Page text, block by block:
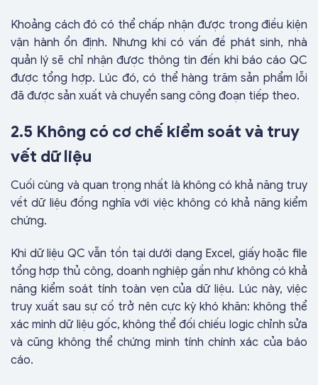
Khoảng cách đó có thể chấp nhận được trong điều kiện
vận hành ổn định. Nhưng khi có vấn đề phát sinh, nhà
quản lý sẽ chỉ nhận được thông tin đến khi báo cáo QC
được tổng hợp. Lúc đó, có thể hàng trăm sản phẩm lỗi
đã được sản xuất và chuyển sang công đoạn tiếp theo.
2.5 Không có cơ chế kiểm soát và truy
vết dữ liệu
Cuối cùng và quan trọng nhất là không có khả năng truy
vết dữ liệu đồng nghĩa với việc không có khả năng kiểm
chứng.
Khi dữ liệu QC vẫn tồn tại dưới dạng Excel, giấy hoặc file
tổng hợp thủ công, doanh nghiệp gần như không có khả
năng kiểm soát tính toàn vẹn của dữ liệu. Lúc này, việc
truy xuất sau sự cố trở nên cực kỳ khó khăn: không thể
xác minh dữ liệu gốc, không thể đối chiếu logic chỉnh sửa
và cũng không thể chứng minh tính chính xác của báo
cáo.